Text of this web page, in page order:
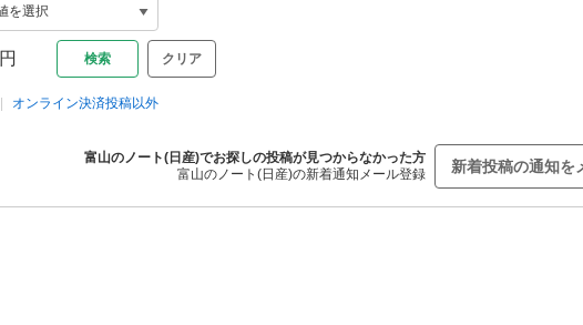
円 クリア
オンライン決済投稿以外
富山のノート(日産)でお探しの投稿が見つからなかった方
富山のノート(日産)の新着通知メール登録
新着投稿の通知を